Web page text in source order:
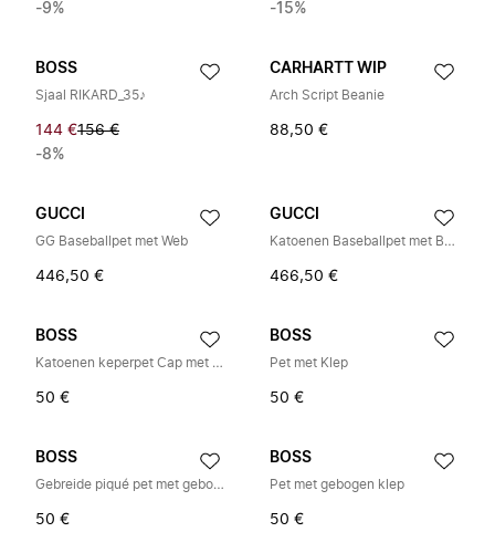
-9%
-15%
BOSS
Sjaal RIKARD_35♪
144 €156 €
-8%
CARHARTT WIP
Arch Script Beanie
88,50 €
GUCCI
GG Baseballpet met Web
446,50 €
GUCCI
Katoenen Baseballpet met Borduurwerk
466,50 €
BOSS
Katoenen keperpet Cap met logodetail
50 €
BOSS
Pet met Klep
50 €
BOSS
Gebreide piqué pet met geborduurd logo
50 €
BOSS
Pet met gebogen klep
50 €